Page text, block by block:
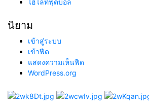
นิยาม
เข้าสู่ระบบ
เข้าฟีด
แสดงความเห็นฟีด
WordPress.org